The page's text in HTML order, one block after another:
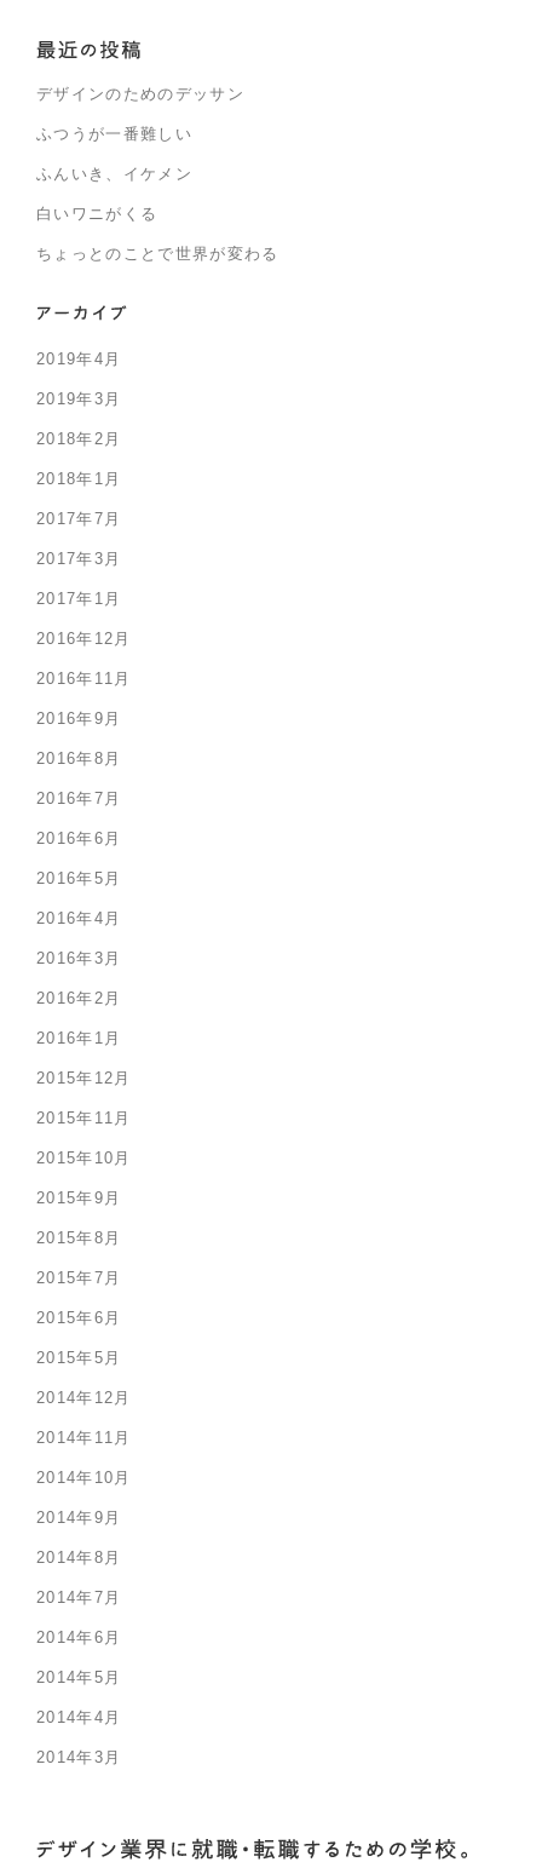
デザインのためのデッサン
ふつうが一番難しい
ふんいき、イケメン
白いワニがくる
ちょっとのことで世界が変わる
2019年4月
2019年3月
2018年2月
2018年1月
2017年7月
2017年3月
2017年1月
2016年12月
2016年11月
2016年9月
2016年8月
2016年7月
2016年6月
2016年5月
2016年4月
2016年3月
2016年2月
2016年1月
2015年12月
2015年11月
2015年10月
2015年9月
2015年8月
2015年7月
2015年6月
2015年5月
2014年12月
2014年11月
2014年10月
2014年9月
2014年8月
2014年7月
2014年6月
2014年5月
2014年4月
2014年3月